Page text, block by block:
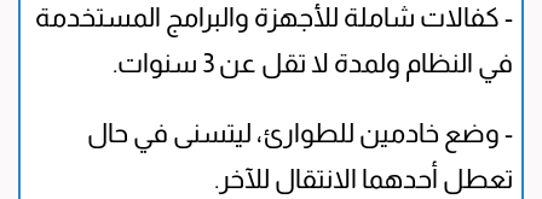
- كفالات شاملة للأجهزة والبرامج المستخدمة
في النظام ولمدة لا تقل عن 3 سنوات.
- وضع خادمين للطوارئ، ليتسنى في حال
تعطل أحدهما الانتقال للآخر.